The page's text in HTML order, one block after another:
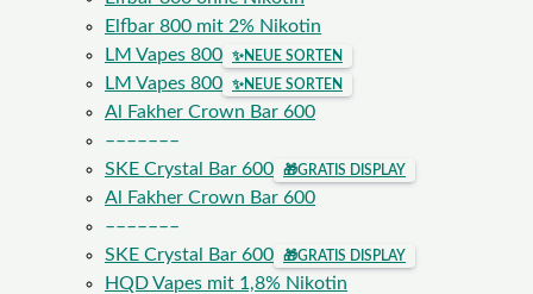
Elfbar 800 mit 2% Nikotin
LM Vapes 800
✨NEUE SORTEN
LM Vapes 800 ✨NEUE SORTEN
Al Fakher Crown Bar 600
–––––––
SKE Crystal Bar 600
🎁GRATIS DISPLAY
Al Fakher Crown Bar 600
–––––––
SKE Crystal Bar 600
🎁GRATIS DISPLAY
HQD Vapes mit 1,8% Nikotin